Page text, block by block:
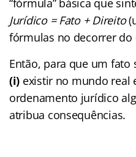
Jurídico = Fato + Direito
fórmulas no decorrer do
Então, para que um fato
(i) existir no mundo real
ordenamento jurídico
atribua consequências.